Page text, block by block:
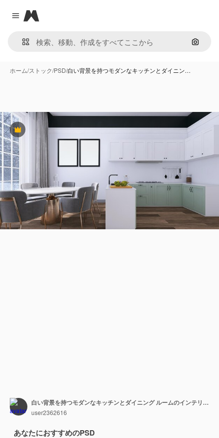
Close menu
Magnific
画像で
ホーム/ストック/PSD/白い背景を持つモダンなキッチンとダイニン…
Premium
白い背景を持つモダンなキッチンとダイニング ルームのインテリア デザインの空白のフォト フレーム モックアップ
user2362616
あなたにおすすめのPSD